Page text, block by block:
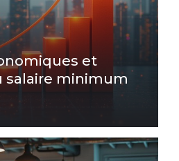
et
salaire minimum